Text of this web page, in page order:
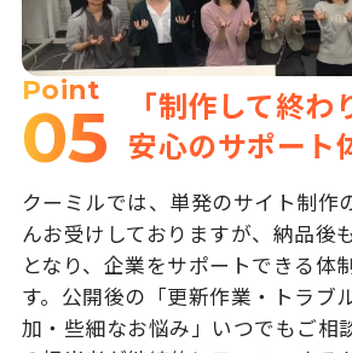
Point
05
「制作して終わ
安心のサポート
クーミルでは、単発のサイト制作
んお受けしておりますが、納品後
となり、企業をサポートできる体
す。公開後の「更新作業・トラブ
加・些細なお悩み」いつでもご相